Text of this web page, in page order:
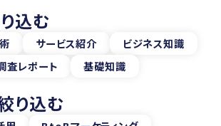
込む
サービス紹介
ビジネス知識
査レポート
基礎知識
り込む